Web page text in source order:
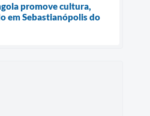
promove cultura,
em Sebastianópolis do